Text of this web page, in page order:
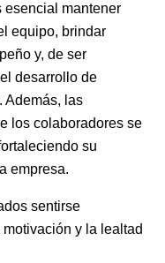
esencial mantener
equipo, brindar
y, de ser
desarrollo de
Además, las
los colaboradores se
su
empresa.
sentirse
y la lealtad